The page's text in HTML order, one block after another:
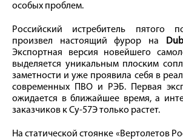
особых проблем.
Российский истребитель пятого
произвел настоящий фурор на
Экспортная версия новейшего
выделяется уникальным плоским
заметности и уже проявила себя в
современных ПВО и РЭБ. Первая
ожидается в ближайшее время, а
заказчиков к Су-57Э только растет.
На статической стоянке «Вертолетов